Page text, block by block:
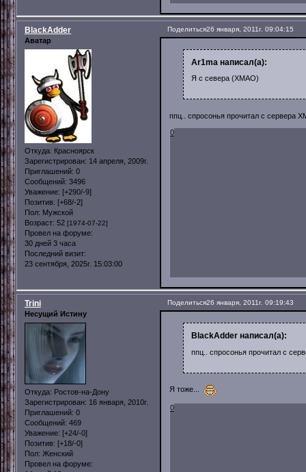
Поделиться26 января, 2011г. 09:04:15
BlackAdder
Аватар
Откуда: Красноярск
Зарегистрирован: 14 апреля, 2009г.
Приглашений: 0
Сообщений: 3496
Уважение: [+290/-9]
Позитив: [+68/-2]
Пол: Мужской
Возраст: 52 [1974-07-22]
Провел на форуме:
30 дней 3 часа
Последний визит:
23 сентября, 2025г. 15:03:00
Ar1ma написал(а):
Я с севера (ХМАО)
ппц.. спросонья прочитал с сервера
0
Поделиться26 января, 2011г. 09:19:43
Trini
Несущий Истину
Откуда: Ростов-на-Дону
Зарегистрирован: 16 января, 2010г.
Приглашений: 0
Сообщений: 469
Уважение: [+24/-0]
Позитив: [+18/-0]
Пол: Женский
Провел на форуме:
BlackAdder написал(а):
ппц.. спросонья прочитал с
Я тоже...
0